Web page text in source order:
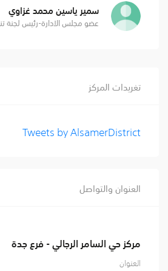
سمير ياسين محمد غزاوي
عضو مجلس الادارة-رئيس لجنة
تغريدات المركز
Tweets by AlsamerDistrict
العنوان والتواصل
مركز حي السامر الرجالي - فرع جدة
العنوان